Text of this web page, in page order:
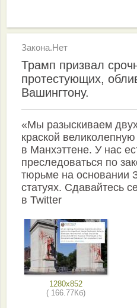
Закона.Нет
Трамп призвал
протестующих,
Вашингтону.
«Мы разыскиваем
краской
в Манхэттене. У нас
преследоваться по
тюрьме на основании
статуях. Сдавайтесь
в Twitter
1280x852
( 166.77Кб)